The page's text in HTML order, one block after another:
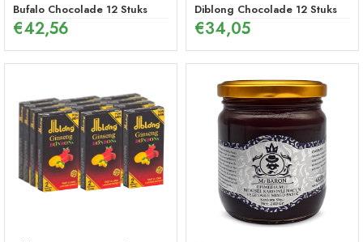
Bufalo Chocolade 12 Stuks
€42,56
Diblong Chocolade 12 Stuks
€34,05